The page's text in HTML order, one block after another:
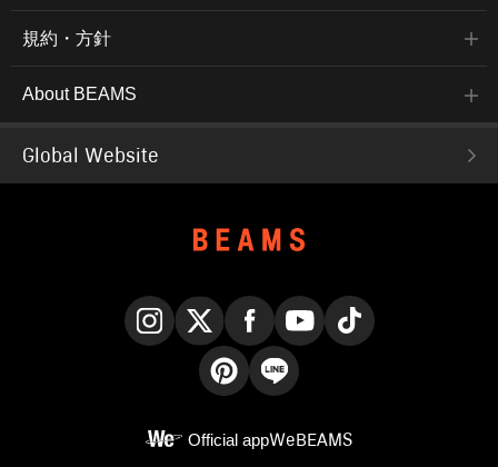
規約・方針
About BEAMS
Global Website
Official appWeBEAMS